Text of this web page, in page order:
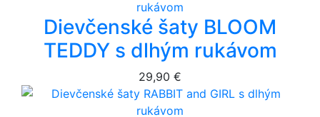
Dievčenské šaty BLOOM
TEDDY s dlhým rukávom
29,90 €